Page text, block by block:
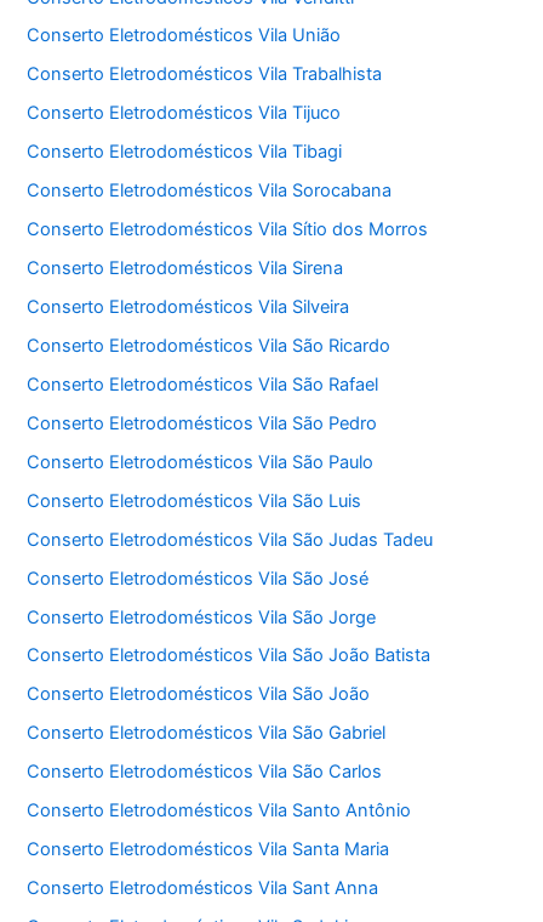
Conserto Eletrodomésticos Vila União
Conserto Eletrodomésticos Vila Trabalhista
Conserto Eletrodomésticos Vila Tijuco
Conserto Eletrodomésticos Vila Tibagi
Conserto Eletrodomésticos Vila Sorocabana
Conserto Eletrodomésticos Vila Sítio dos Morros
Conserto Eletrodomésticos Vila Sirena
Conserto Eletrodomésticos Vila Silveira
Conserto Eletrodomésticos Vila São Ricardo
Conserto Eletrodomésticos Vila São Rafael
Conserto Eletrodomésticos Vila São Pedro
Conserto Eletrodomésticos Vila São Paulo
Conserto Eletrodomésticos Vila São Luis
Conserto Eletrodomésticos Vila São Judas Tadeu
Conserto Eletrodomésticos Vila São José
Conserto Eletrodomésticos Vila São Jorge
Conserto Eletrodomésticos Vila São João Batista
Conserto Eletrodomésticos Vila São João
Conserto Eletrodomésticos Vila São Gabriel
Conserto Eletrodomésticos Vila São Carlos
Conserto Eletrodomésticos Vila Santo Antônio
Conserto Eletrodomésticos Vila Santa Maria
Conserto Eletrodomésticos Vila Sant Anna